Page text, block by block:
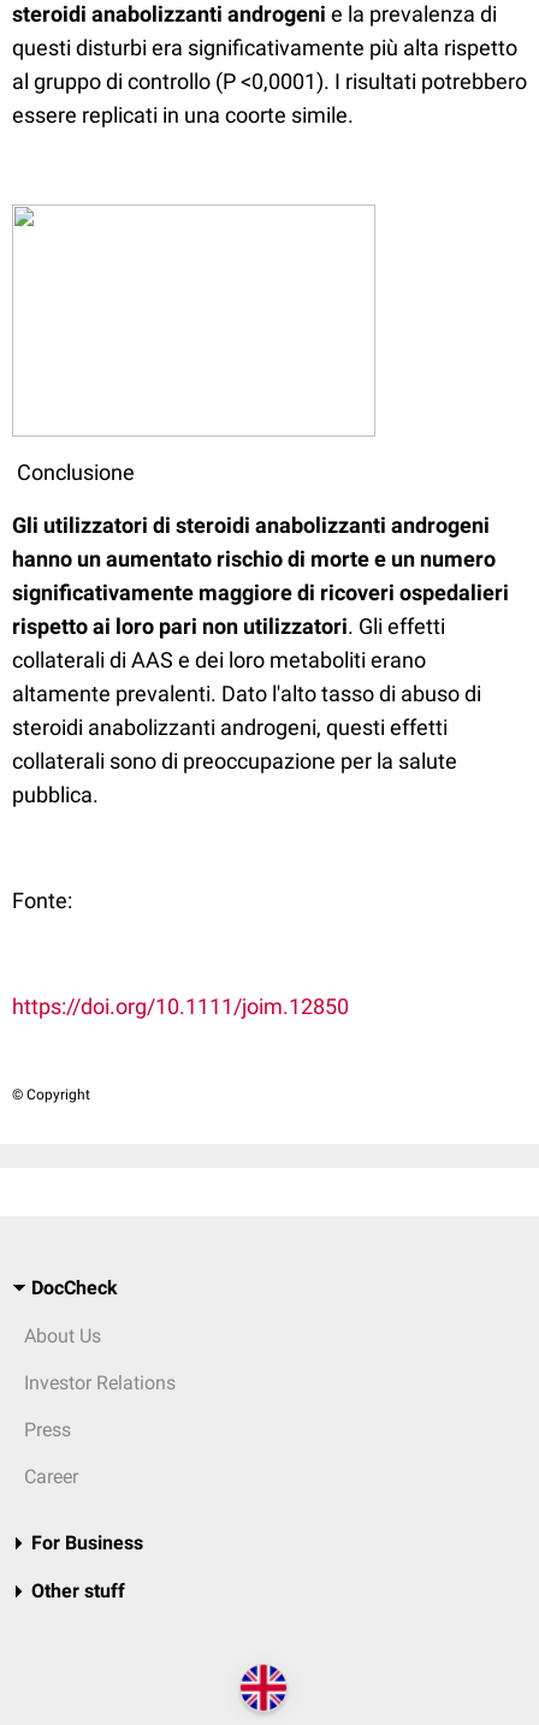
steroidi anabolizzanti androgeni e la prevalenza di
questi disturbi era significativamente più alta rispetto
al gruppo di controllo (P <0,0001). I risultati potrebbero
essere replicati in una coorte simile.
Conclusione
Gli utilizzatori di steroidi anabolizzanti androgeni
hanno un aumentato rischio di morte e un numero
significativamente maggiore di ricoveri ospedalieri
rispetto ai loro pari non utilizzatori. Gli effetti
collaterali di AAS e dei loro metaboliti erano
altamente prevalenti. Dato l'alto tasso di abuso di
steroidi anabolizzanti androgeni, questi effetti
collaterali sono di preoccupazione per la salute
pubblica.
Fonte:
https://doi.org/10.1111/joim.12850
© Copyright
DocCheck
About Us
Investor Relations
Press
Career
For Business
Other stuff